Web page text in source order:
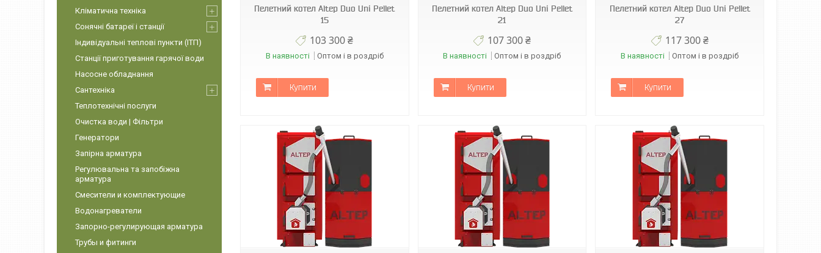
Пелетний котел Altep Duo Uni Pellet
15
103 300 ₴
В наявності Оптом і в роздріб
Купити
Пелетний котел Altep Duo Uni Pellet
21
107 300 ₴
В наявності Оптом і в роздріб
Купити
Пелетний котел Altep Duo Uni Pellet
27
117 300 ₴
В наявності Оптом і в роздріб
Купити
Кліматична техніка
Сонячні батареї і станції
Індивідуальні теплові пункти (ІТП)
Станції приготування гарячої води
Насосне обладнання
Сантехніка
Теплотехнічні послуги
Очистка води | Фільтри
Генератори
Запірна арматура
Регулювальна та запобіжна
арматура
Смесители и комплектующие
Водонагреватели
Запорно-регулирующая арматура
Трубы и фитинги